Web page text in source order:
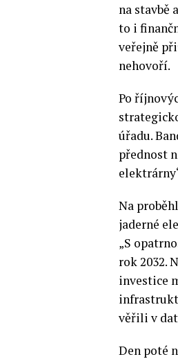
na stavbě
to i
veřejně
nehovoří.
Po
úřadu.
přednost
Na
jaderné
„S
rok 2032.
investice
věřili v
Den poté